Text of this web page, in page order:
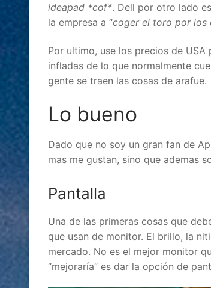
ideapad *cof*. Dell por otro lado
la empresa a “coger el toro por los
Por ultimo, use los precios de
infladas de lo que normalmente
gente se traen las cosas de arafue.
Lo bueno
Dado que no soy un gran fan de
mas me gustan, sino que ademas
Pantalla
Una de las primeras cosas que
que usan de monitor. El brillo, la
mercado. No es el mejor monitor
“mejoraría” es dar la opción de